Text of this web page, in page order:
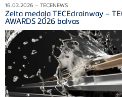
16.03.2026 – TECENEWS
Zelta medaļa TECEdrainway –
AWARDS 2026 balvas